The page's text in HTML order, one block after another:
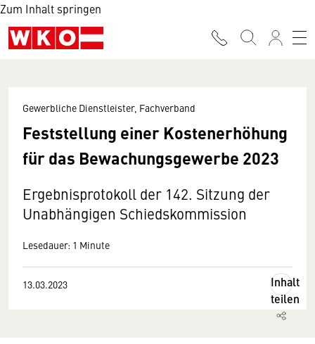
Zum Inhalt springen
Gewerbliche Dienstleister, Fachverband
Feststellung einer Kostenerhöhung
für das Bewachungsgewerbe 2023
Ergebnisprotokoll der 142. Sitzung der
Unabhängigen Schiedskommission
Lesedauer: 1 Minute
13.03.2023
Inhalt
teilen